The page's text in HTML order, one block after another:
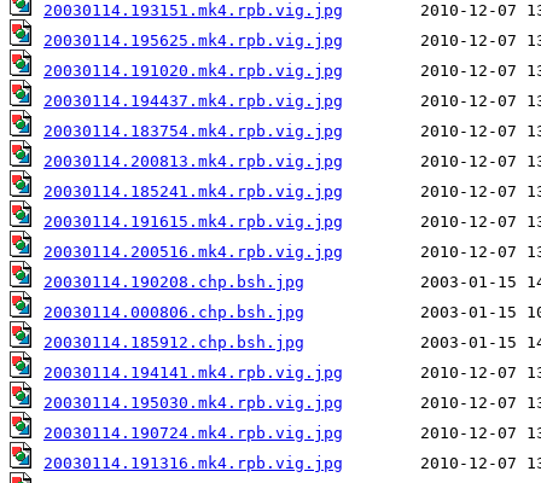
20030114.193151.mk4.rpb.vig.jpg
20030114.195625.mk4.rpb.vig.jpg
20030114.191020.mk4.rpb.vig.jpg
20030114.194437.mk4.rpb.vig.jpg
20030114.183754.mk4.rpb.vig.jpg
20030114.200813.mk4.rpb.vig.jpg
20030114.185241.mk4.rpb.vig.jpg
20030114.191615.mk4.rpb.vig.jpg
20030114.200516.mk4.rpb.vig.jpg
20030114.190208.chp.bsh.jpg
20030114.000806.chp.bsh.jpg
20030114.185912.chp.bsh.jpg
20030114.194141.mk4.rpb.vig.jpg
20030114.195030.mk4.rpb.vig.jpg
20030114.190724.mk4.rpb.vig.jpg
20030114.191316.mk4.rpb.vig.jpg